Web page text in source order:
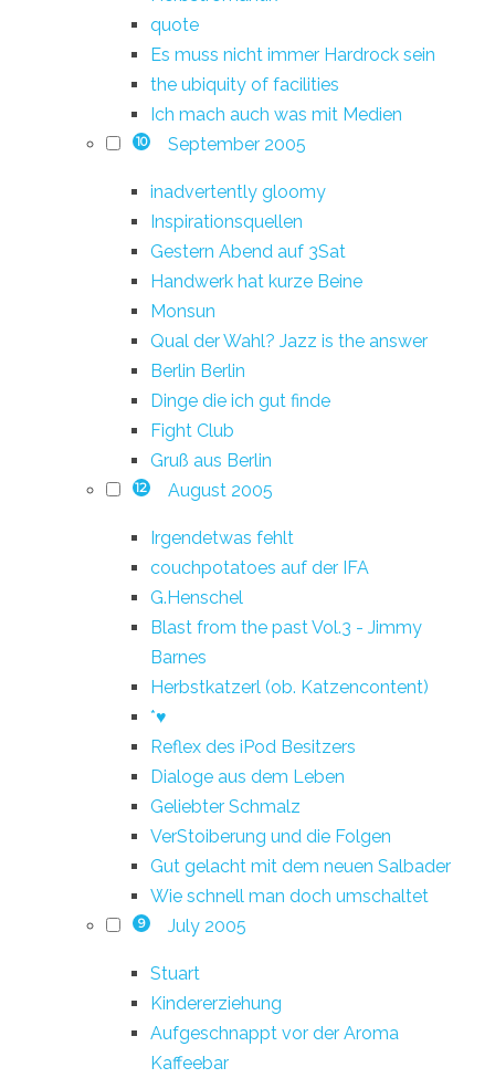
quote
Es muss nicht immer Hardrock sein
the ubiquity of facilities
Ich mach auch was mit Medien
10 September 2005
inadvertently gloomy
Inspirationsquellen
Gestern Abend auf 3Sat
Handwerk hat kurze Beine
Monsun
Qual der Wahl? Jazz is the answer
Berlin Berlin
Dinge die ich gut finde
Fight Club
Gruß aus Berlin
12 August 2005
Irgendetwas fehlt
couchpotatoes auf der IFA
G.Henschel
Blast from the past Vol.3 - Jimmy
Barnes
Herbstkatzerl (ob. Katzencontent)
*♥
Reflex des iPod Besitzers
Dialoge aus dem Leben
Geliebter Schmalz
VerStoiberung und die Folgen
Gut gelacht mit dem neuen Salbader
Wie schnell man doch umschaltet
9 July 2005
Stuart
Kindererziehung
Aufgeschnappt vor der Aroma
Kaffeebar